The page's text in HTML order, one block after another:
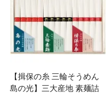
【揖保の糸 三輪そうめん
島の光】三大産地 素麺詰